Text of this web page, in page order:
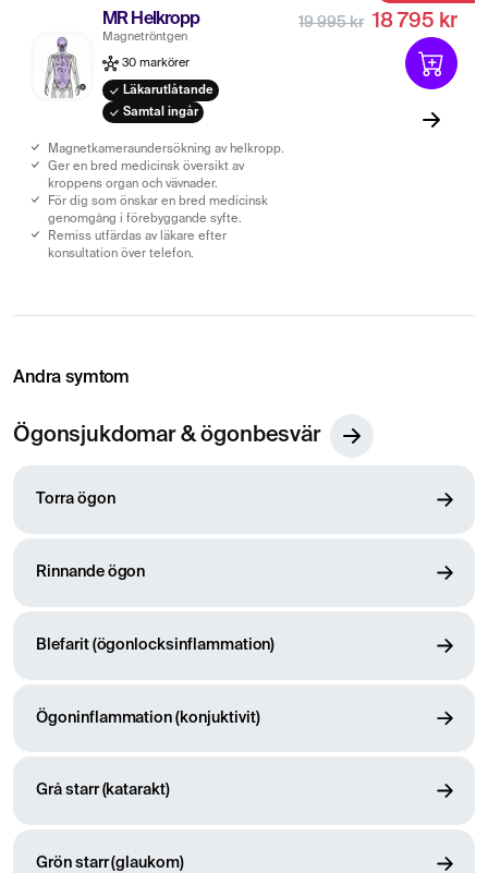
MR Helkropp
Magnetröntgen
30 markörer
Läkarutlåtande
Samtal ingår
Magnetkameraundersökning av helkropp.
Ger en bred medicinsk översikt av
kroppens organ och vävnader.
För dig som önskar en bred medicinsk
genomgång i förebyggande syfte.
Remiss utfärdas av läkare efter
konsultation över telefon.
19 995 kr 18 795 kr
Andra symtom
Ögonsjukdomar & ögonbesvär
Torra ögon
Rinnande ögon
Blefarit (ögonlocksinflammation)
Ögoninflammation (konjuktivit)
Grå starr (katarakt)
Grön starr (glaukom)